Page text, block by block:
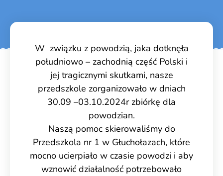
W związku z powodzią, jaka dotknęła
południowo – zachodnią część Polski i
jej tragicznymi skutkami, nasze
przedszkole zorganizowało w dniach
30.09 –03.10.2024r zbiórkę dla
powodzian.
Naszą pomoc skierowaliśmy do
Przedszkola nr 1 w Głuchołazach, które
mocno ucierpiało w czasie powodzi i aby
wznowić działalność potrzebowało